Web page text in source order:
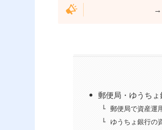
→
郵便局・ゆうち
郵便局で資産運
ゆうちょ銀行の